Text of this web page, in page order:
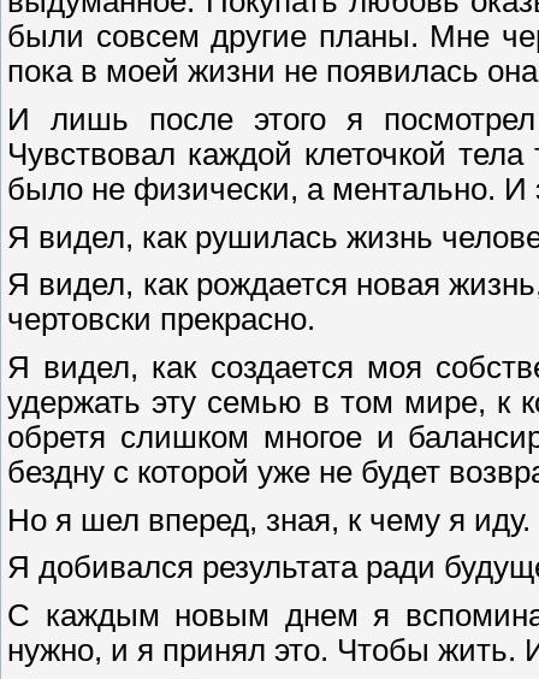
были совсем другие планы. Мне
пока в моей жизни не появилась
И лишь после этого я
Чувствовал каждой клеточкой
было не физически, а ментально. И
Я видел, как рушилась жизнь
Я видел, как рождается новая
чертовски прекрасно.
Я видел, как создается моя
удержать эту семью в том мире, к
обретя слишком многое и
бездну с которой уже не будет
Но я шел вперед, зная, к чему я иду.
Я добивался результата ради
С каждым новым днем я
нужно, и я принял это. Чтобы